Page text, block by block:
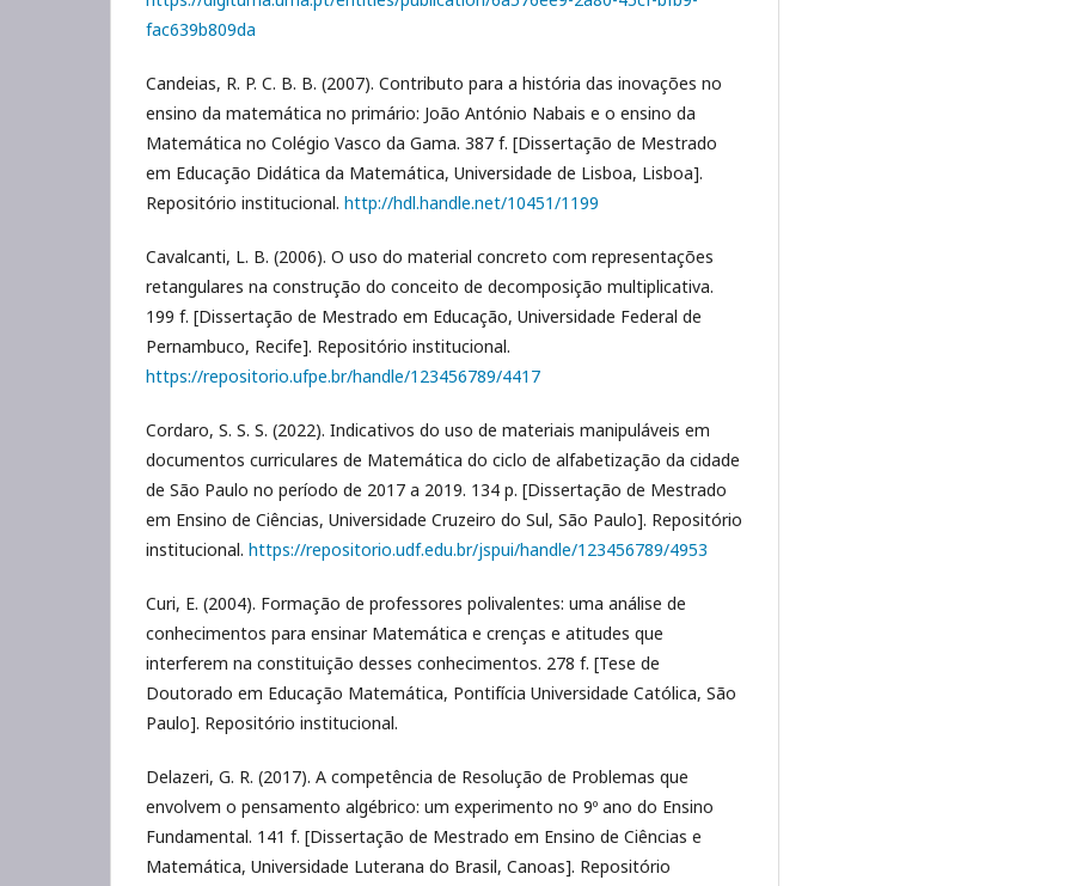
fac639b809da
Candeias, R. P. C. B. B. (2007). Contributo para a história das inovações no
ensino da matemática no primário: João António Nabais e o ensino da
Matemática no Colégio Vasco da Gama. 387 f. [Dissertação de Mestrado
em Educação Didática da Matemática, Universidade de Lisboa, Lisboa].
Repositório institucional. http://hdl.handle.net/10451/1199
Cavalcanti, L. B. (2006). O uso do material concreto com representações
retangulares na construção do conceito de decomposição multiplicativa.
199 f. [Dissertação de Mestrado em Educação, Universidade Federal de
Pernambuco, Recife]. Repositório institucional.
https://repositorio.ufpe.br/handle/123456789/4417
Cordaro, S. S. S. (2022). Indicativos do uso de materiais manipuláveis em
documentos curriculares de Matemática do ciclo de alfabetização da cidade
de São Paulo no período de 2017 a 2019. 134 p. [Dissertação de Mestrado
em Ensino de Ciências, Universidade Cruzeiro do Sul, São Paulo]. Repositório
institucional. https://repositorio.udf.edu.br/jspui/handle/123456789/4953
Curi, E. (2004). Formação de professores polivalentes: uma análise de
conhecimentos para ensinar Matemática e crenças e atitudes que
interferem na constituição desses conhecimentos. 278 f. [Tese de
Doutorado em Educação Matemática, Pontifícia Universidade Católica, São
Paulo]. Repositório institucional.
Delazeri, G. R. (2017). A competência de Resolução de Problemas que
envolvem o pensamento algébrico: um experimento no 9º ano do Ensino
Fundamental. 141 f. [Dissertação de Mestrado em Ensino de Ciências e
Matemática, Universidade Luterana do Brasil, Canoas]. Repositório